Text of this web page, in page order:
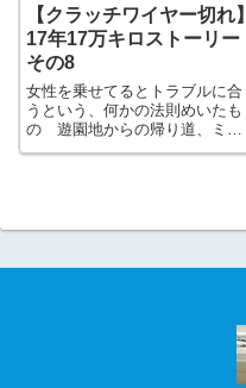
【クラッチワイヤー切れ】
17年17万キロストーリー
その8
女性を乗せてるとトラブルに合
うという、何かの法則めいたも
の 遊園地からの帰り道、ミッ
ションを3速から4速にシフ